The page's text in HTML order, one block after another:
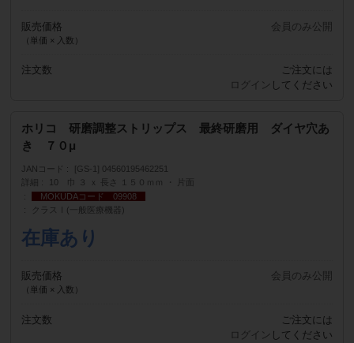
販売価格
（単価 × 入数）
会員のみ公開
注文数
ご注文には
ログイン してください
ホリコ 研磨調整ストリップス 最終研磨用 ダイヤ穴あ
き ７０μ
JANコード
[GS-1] 04560195462251
10 巾 ３ ｘ 長さ １５０ｍｍ ・ 片面
MOKUDAコード 09908
クラスⅠ(一般医療機器)
在庫あり
販売価格
（単価 × 入数）
会員のみ公開
注文数
ご注文には
ログイン してください